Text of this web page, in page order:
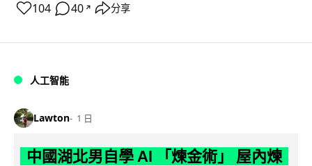
104 40 ↗ 分享
人工智能
Lawton 1 日
中國湖北男自學 AI 「煉金術」 屋內煉